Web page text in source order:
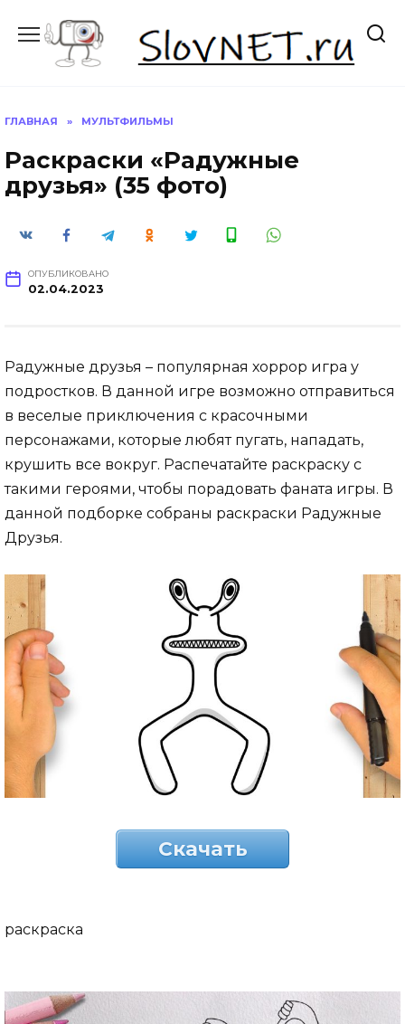
содержанию
ГЛАВНАЯ » МУЛЬТФИЛЬМЫ
Раскраски «Радужные
друзья» (35 фото)
ОПУБЛИКОВАНО
02.04.2023
Радужные друзья – популярная хоррор игра у
подростков. В данной игре возможно отправиться
в веселые приключения с красочными
персонажами, которые любят пугать, нападать,
крушить все вокруг. Распечатайте раскраску с
такими героями, чтобы порадовать фаната игры. В
данной подборке собраны раскраски Радужные
Друзья.
Скачать
раскраска